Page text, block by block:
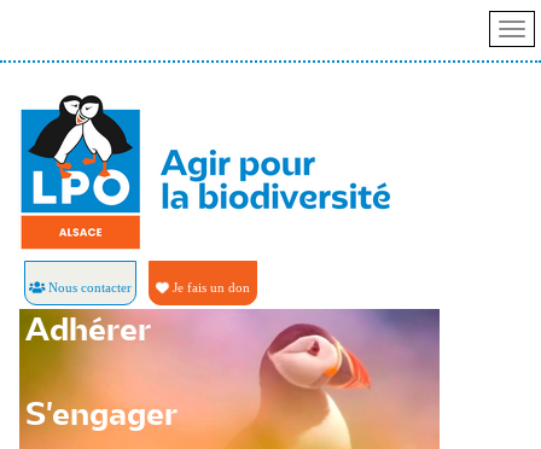
Nous contacter Je fais un don
Adhérer
S'engager